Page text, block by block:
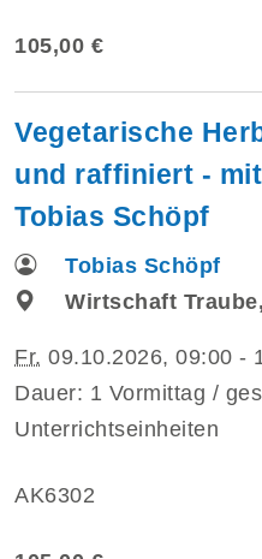
105,00 €
Vegetarische
und raffiniert -
Tobias Schöpf
Tobias Schöpf
Wirtschaft
Fr. 09.10.2026, 09:00 -
Dauer: 1 Vormittag /
Unterrichtseinheiten
AK6302